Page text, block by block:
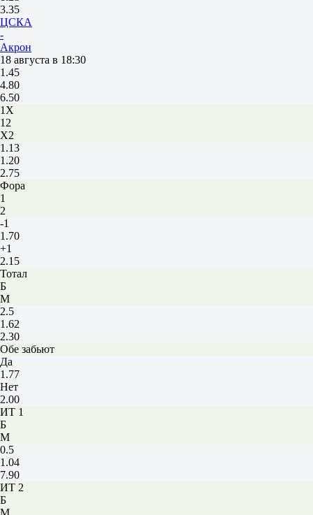
3.35
ЦСКА
-
Акрон
18 августа в 18:30
1.45
4.80
6.50
1X
12
X2
1.13
1.20
2.75
Фора
1
2
-1
1.70
+1
2.15
Тотал
Б
М
2.5
1.62
2.30
Обе забьют
Да
1.77
Нет
2.00
ИТ 1
Б
М
0.5
1.04
7.90
ИТ 2
Б
М